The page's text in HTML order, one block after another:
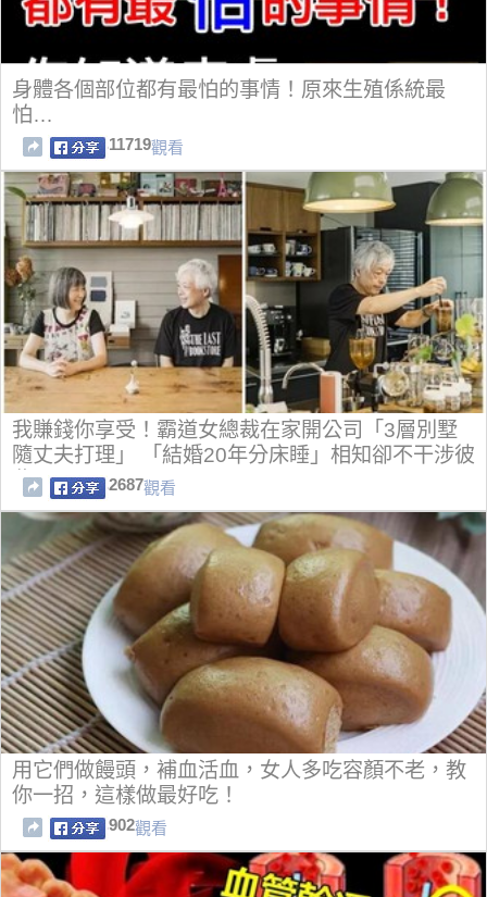
身體各個部位都有最怕的事情！原來生殖係統最
怕…
11719觀看
我賺錢你享受！霸道女總裁在家開公司「3層別墅
隨丈夫打理」 「結婚20年分床睡」相知卻不干涉彼
此
2687觀看
用它們做饅頭，補血活血，女人多吃容顏不老，教
你一招，這樣做最好吃！
902觀看